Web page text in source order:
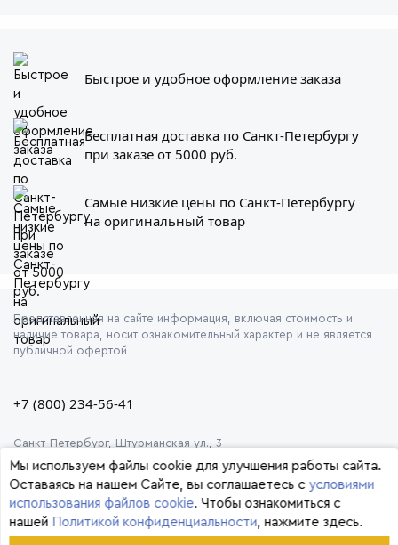
Быстрое и удобное оформление заказа
Бесплатная доставка по Санкт-Петербургу
при заказе от 5000 руб.
Самые низкие цены по Санкт-Петербургу
на оригинальный товар
Представленная на сайте информация, включая стоимость и
наличие товара, носит ознакомительный характер и не является
публичной офертой
+7 (800) 234-56-41
Санкт-Петербург, Штурманская ул., 3
Мы используем файлы cookie для улучшения работы сайта.
Оставаясь на нашем Сайте, вы соглашаетесь с условиями
использования файлов cookie. Чтобы ознакомиться с
нашей Политикой конфиденциальности, нажмите здесь.